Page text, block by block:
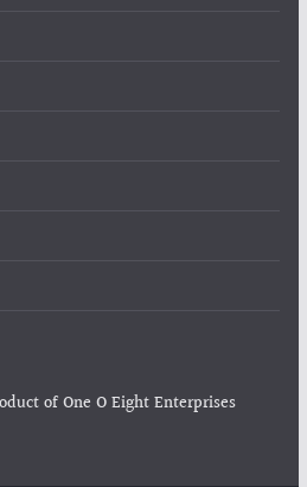
of One O Eight Enterprises